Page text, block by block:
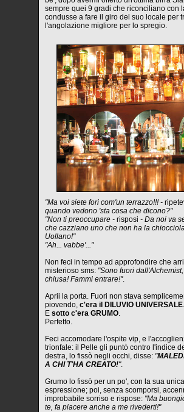
sempre quei 9 gradi che riconciliano con
condusse a fare il giro del suo locale per
l'angolazione migliore per lo spregio.
"Ma voi siete fori com'un terrazzo!!! -
quando vedono 'sta cosa che dicono?"
"Non ti preoccupare - risposi - Da noi va
che cazziano uno che non ha la
Uollano!"
"Ah... vabbe'..."
Non feci in tempo ad approfondire che
misterioso sms: "Sono fuori
chiusa! Fammi entrare!".
Aprii la porta. Fuori non stava
piovendo, c'era il DILUVIO UNIVERSALE.
E sotto c'era GRUMO.
Perfetto.
Feci accomodare l'ospite vip, e
trionfale: il Pelle gli puntò contro l'indice
destra, lo fissò negli occhi, disse: "
A CHI T'HA CREATO!".
Grumo lo fissò per un po', con la sua unica
espressione; poi, senza scomporsi,
improbabile sorriso e rispose: "Ma
te, fa piacere anche a me rivederti!"